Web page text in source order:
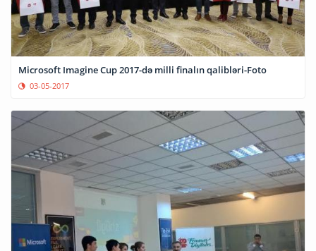
Microsoft Imagine Cup 2017-də milli finalın qalibləri-Foto
03-05-2017